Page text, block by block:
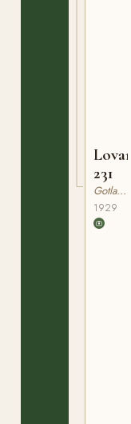
Lovan
231
Gotlandsruss
1929